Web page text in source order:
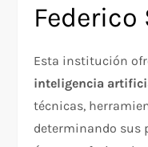
Esta institución
inteligencia
técnicas,
determinando sus